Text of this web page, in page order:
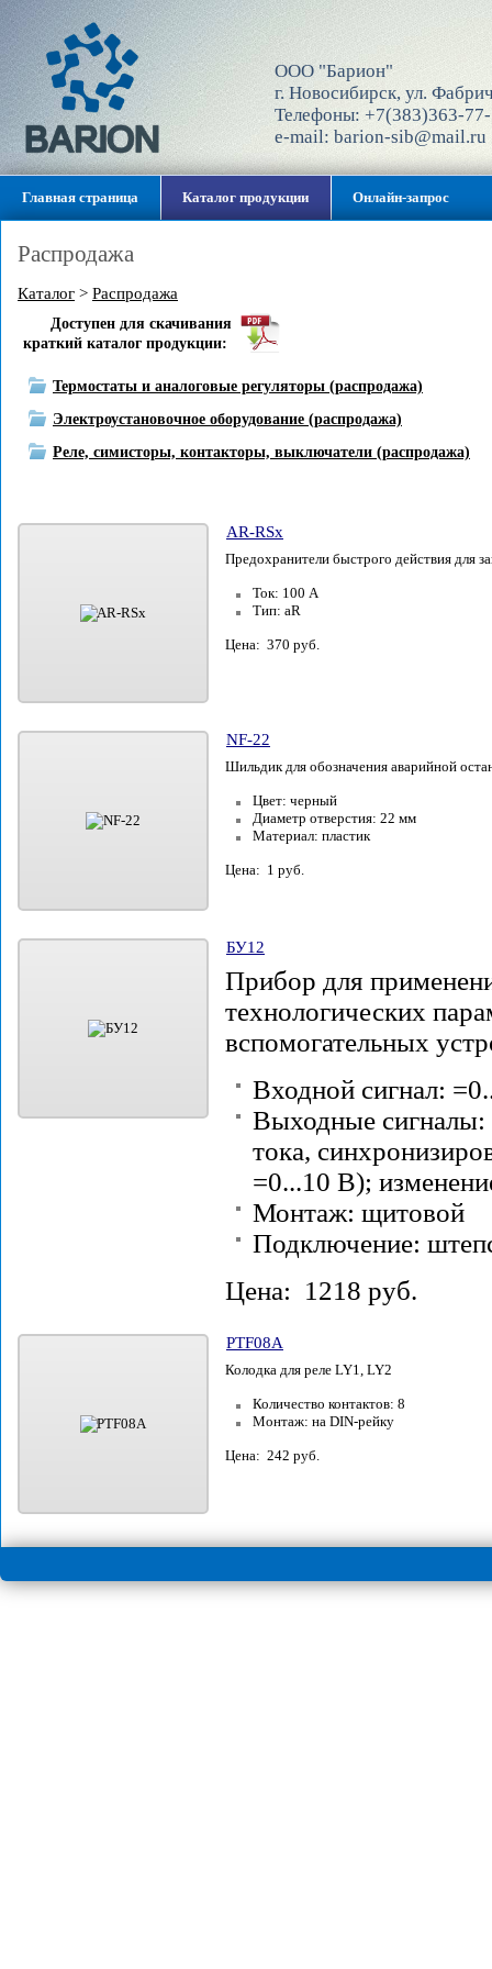
ООО "Барион"
г. Новосибирск, ул.
Телефоны: +7(383)363-
e-mail: barion-sib@mail.ru
Главная страница Каталог продукции Онлайн-запрос
Распродажа
Каталог > Распродажа
Доступен для скачивания
краткий каталог продукции:
Термостаты и аналоговые регуляторы (распродажа)
Электроустановочное оборудование (распродажа)
Реле, симисторы, контакторы, выключатели (распродажа)
AR-RSx
Предохранители быстрого действия для
Ток: 100 А
Тип: aR
Цена: 370 руб.
NF-22
Шильдик для обозначения аварийной
Цвет: черный
Диаметр отверстия: 22 мм
Материал: пластик
Цена: 1 руб.
БУ12
Прибор для
технологических
вспомогательных
Входной сигнал:
Выходные сигналы:
тока,
=0...10 В);
Монтаж: щитовой
Подключение:
Цена: 1218 руб.
PTF08A
Колодка для реле LY1, LY2
Количество контактов: 8
Монтаж: на DIN-рейку
Цена: 242 руб.